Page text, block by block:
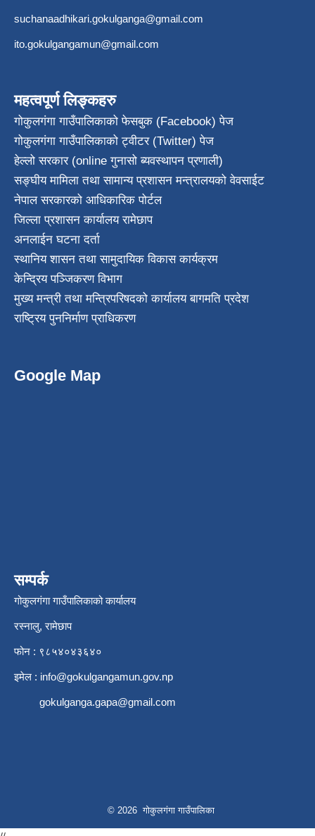
suchanaadhikari.gokulganga@gmail.com
ito.gokulgangamun@gmail.com
महत्वपूर्ण लिङ्कहरु
गोकुलगंगा गाउँपालिकाको फेसबुक (Facebook) पेज
गोकुलगंगा गाउँपालिकाको ट्वीटर (Twitter) पेज
हेल्लो सरकार (online गुनासो ब्यवस्थापन प्रणाली)
सङ्घीय मामिला तथा सामान्य प्रशासन मन्त्रालयको वेवसाईट
नेपाल सरकारको आधिकारिक पोर्टल
जिल्ला प्रशासन कार्यालय रामेछाप
अनलाईन घटना दर्ता
स्थानिय शासन तथा सामुदायिक विकास कार्यक्रम
केन्द्रिय पञ्जिकरण विभाग
मुख्य मन्त्री तथा मन्त्रिपरिषदको कार्यालय बागमति प्रदेश
राष्ट्रिय पुननिर्माण प्राधिकरण
Google Map
सम्पर्क
गोकुलगंगा गाउँपालिकाको कार्यालय
रस्नालु, रामेछाप
फोन : ९८५४०४३६४०
इमेल : info@gokulgangamun.gov.np
gokulganga.gapa@gmail.com
© 2026 गोकुलगंगा गाउँपालिका